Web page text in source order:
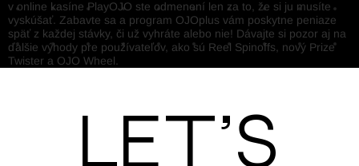
v online kasíne PlayOJO ste odmenení len za to, že si ju musíte
vyskúšať. Zabavte sa a program OJOplus vám poskytne peniaze
späť z každej stávky, či už vyhráte alebo nie! Dávajte si pozor aj na
ďalšie výhody pre používateľov, ako sú Reel Spinoffs, nový Prize
Twister a OJO Wheel.
Let’s